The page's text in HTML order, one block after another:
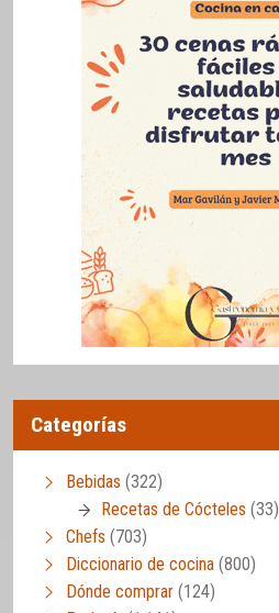
Categorías
Bebidas (322)
Recetas de Cócteles (33)
Chefs (703)
Diccionario de cocina (800)
Dónde comprar (124)